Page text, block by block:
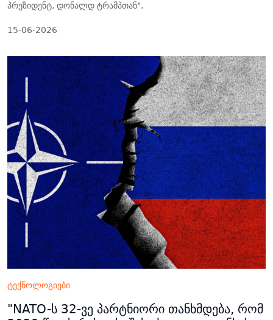
პრეზიდენტ, დონალდ ტრამპთან".
15-06-2026
ტექნოლოგიები
"NATO-ს 32-ვე პარტნიორი თანხმდება, რომ